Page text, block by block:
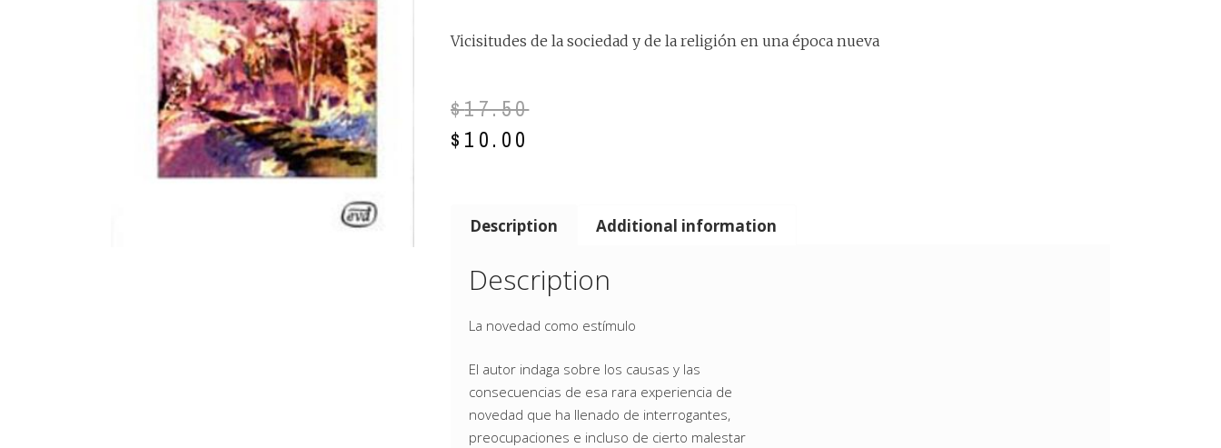
Vicisitudes de la sociedad y de la religión en una época nueva
$17.50
$ 10.00
Description Additional information
Description
La novedad como estímulo
El autor indaga sobre los causas y las
consecuencias de esa rara experiencia de
novedad que ha llenado de interrogantes,
preocupaciones e incluso de cierto malestar